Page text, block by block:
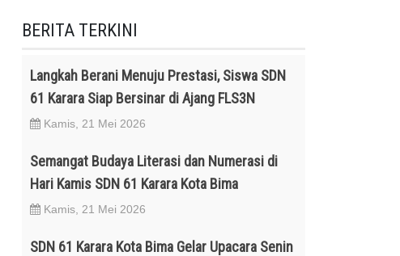
BERITA TERKINI
Langkah Berani Menuju Prestasi, Siswa SDN
61 Karara Siap Bersinar di Ajang FLS3N
Kamis, 21 Mei 2026
Semangat Budaya Literasi dan Numerasi di
Hari Kamis SDN 61 Karara Kota Bima
Kamis, 21 Mei 2026
SDN 61 Karara Kota Bima Gelar Upacara Senin